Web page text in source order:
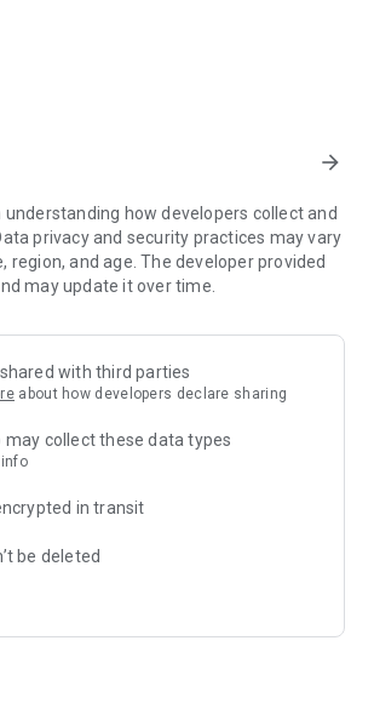
密，IOS及Android皆提供指紋辨識登入
議同步趨勢:
發專屬服務:
能及技術線圖，基金汰弱留強更輕鬆
由選，精準篩選出適合基金
功能介面滑動易如彈指
標主動推播:
績效，自選提醒次數不煩擾
易管道所提供之即時報價或盤後分析資料
務業者提供，僅供委託人參考，凱基證券不
性或完整性，委託人仍應依自己之判斷委託
arrow_forward
how developers collect and
privacy and security practices may vary
region, and age. The developer provided
may update it over time.
with third parties
about how developers declare sharing
may collect these data types
in transit
be deleted